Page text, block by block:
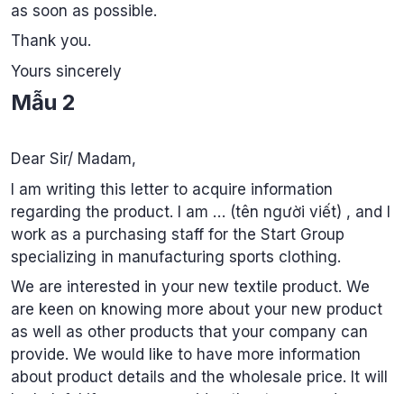
as soon as possible.
Thank you.
Yours sincerely
Mẫu 2
Dear Sir/ Madam,
I am writing this letter to acquire information
regarding the product. I am … (tên người viết) , and I
work as a purchasing staff for the Start Group
specializing in manufacturing sports clothing.
We are interested in your new textile product. We
are keen on knowing more about your new product
as well as other products that your company can
provide. We would like to have more information
about product details and the wholesale price. It will